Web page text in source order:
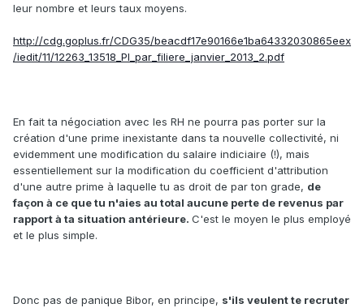
leur nombre et leurs taux moyens.
http://cdg.goplus.fr/CDG35/beacdf17e90166e1ba64332030865eex
/iedit/11/12263_13518_PI_par_filiere_janvier_2013_2.pdf
En fait ta négociation avec les RH ne pourra pas porter sur la
création d'une prime inexistante dans ta nouvelle collectivité, ni
evidemment une modification du salaire indiciaire (!), mais
essentiellement sur la modification du coefficient d'attribution
d'une autre prime à laquelle tu as droit de par ton grade, de
façon à ce que tu n'aies au total aucune perte de revenus par
rapport à ta situation antérieure. C'est le moyen le plus employé
et le plus simple.
Donc pas de panique Bibor, en principe, s'ils veulent te recruter